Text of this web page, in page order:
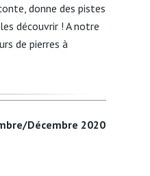
donne des pistes
découvrir ! A notre
de pierres à
Décembre 2020